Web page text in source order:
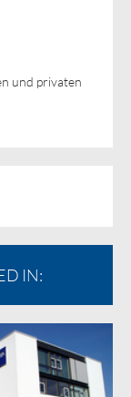
und privaten
IN: